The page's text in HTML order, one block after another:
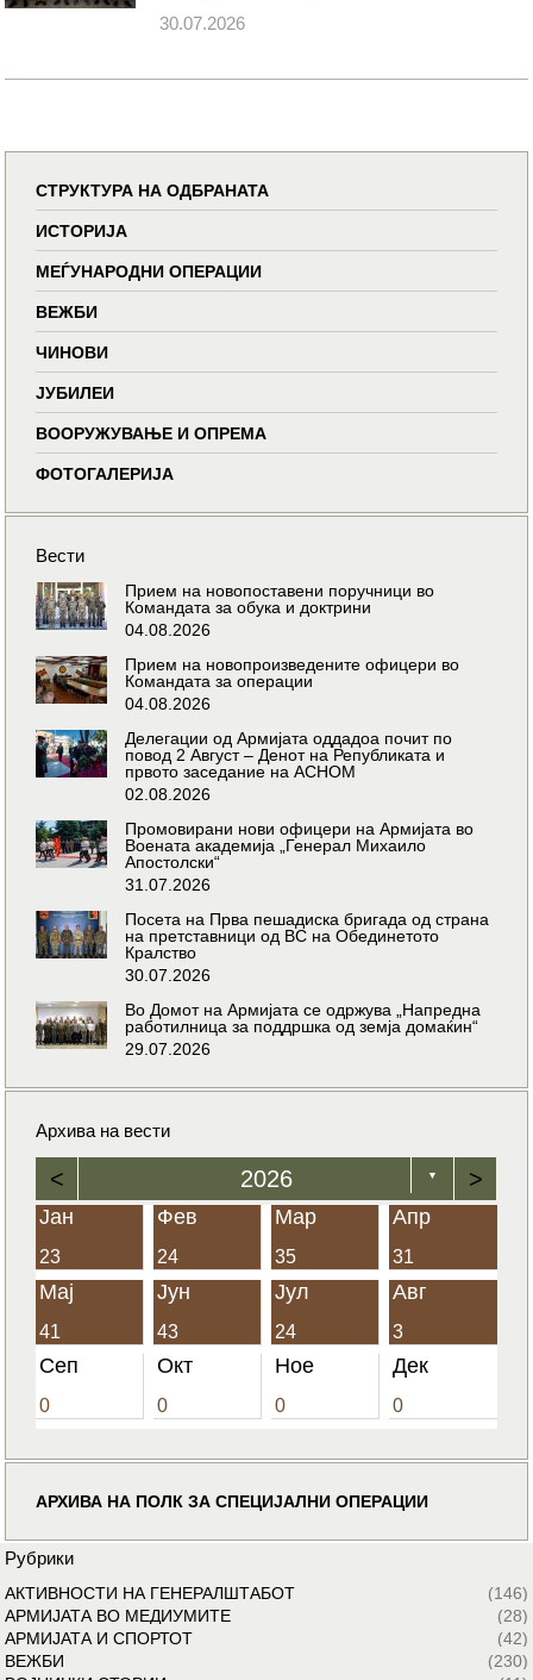
30.07.2026
СТРУКТУРА НА ОДБРАНАТА
ИСТОРИЈА
МЕЃУНАРОДНИ ОПЕРАЦИИ
ВЕЖБИ
ЧИНОВИ
ЈУБИЛЕИ
ВООРУЖУВАЊЕ И ОПРЕМА
ФОТОГАЛЕРИЈА
Вести
Прием на новопоставени поручници во
Командата за обука и доктрини
04.08.2026
Прием на новопроизведените офицери во
Командата за операции
04.08.2026
Делегации од Армијата оддадоа почит по
повод 2 Август – Денот на Републиката и
првото заседание на АСНОМ
02.08.2026
Промовирани нови офицери на Армијата во
Воената академија „Генерал Михаило
Апостолски“
31.07.2026
Посета на Прва пешадиска бригада од страна
на претставници од ВС на Обединетото
Кралство
30.07.2026
Во Домот на Армијата се одржува „Напредна
работилница за поддршка од земја домаќин“
29.07.2026
Архива на вести
< 2026 ▼ >
Јан
23
Фев
24
Мар
35
Апр
31
Мај
41
Јун
43
Јул
24
Авг
3
Сеп
0
Окт
0
Ное
0
Дек
0
АРХИВА НА ПОЛК ЗА СПЕЦИЈАЛНИ ОПЕРАЦИИ
Рубрики
АКТИВНОСТИ НА ГЕНЕРАЛШТАБОТ
(146)
АРМИЈАТА ВО МЕДИУМИТЕ
(28)
АРМИЈАТА И СПОРТОТ
(42)
ВЕЖБИ
(230)